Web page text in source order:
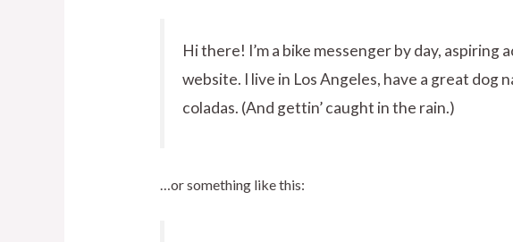
Hi there! I’m a bike messenger by day, aspiring
website. I live in Los Angeles, have a great dog
coladas. (And gettin’ caught in the rain.)
…or something like this: